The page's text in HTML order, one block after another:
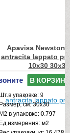
Apavisa
antracita lappato
10x30 30x30
В КОРЗИНУ
Шт.в упаковке: 9
Размер, см: 30x30
М2 в упаковке: 0.797
Ед.измерения: м2